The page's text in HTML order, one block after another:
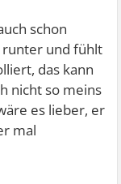
schon
runter und fühlt
das kann
nicht so meins
es lieber, er
mal